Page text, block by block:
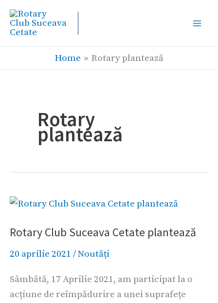
Skip
content
Home
Rotary plantează
Rotary
plantează
Rotary Club Suceava Cetate plantează
20 aprilie 2021 /Noutăți
Sâmbătă, 17 Aprilie 2021, am participat la o
acțiune de reîmpădurire a unei suprafețe
Rotary
Suceava